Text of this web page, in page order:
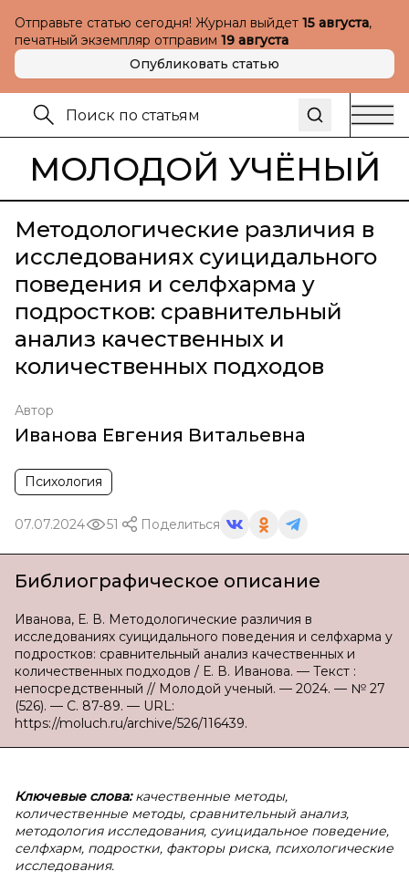
Отправьте статью сегодня! Журнал выйдет 15 августа,
печатный экземпляр отправим 19 августа
Опубликовать статью
МОЛОДОЙ УЧЁНЫЙ
Методологические различия в
исследованиях суицидального
поведения и селфхарма у
подростков: сравнительный
анализ качественных и
количественных подходов
Автор
Иванова Евгения Витальевна
Психология
07.07.2024 51 Поделиться
Библиографическое описание
Иванова, Е. В. Методологические различия в
исследованиях суицидального поведения и селфхарма у
подростков: сравнительный анализ качественных и
количественных подходов / Е. В. Иванова. — Текст :
непосредственный // Молодой ученый. — 2024. — № 27
(526). — С. 87-89. — URL:
https://moluch.ru/archive/526/116439.
Ключевые слова:качественные методы,
количественные методы, сравнительный анализ,
методология исследования, суицидальное поведение,
селфхарм, подростки, факторы риска, психологические
исследования.